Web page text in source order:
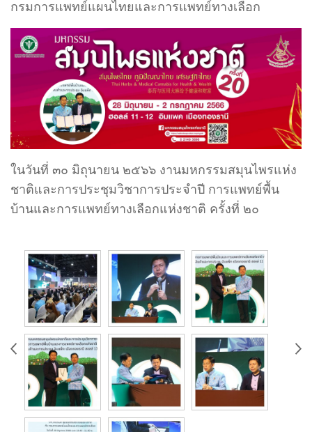
กรมการแพทย์แผนไทยและการแพทย์ทางเลือก
ในวันที่ ๓๐ มิถุนายน ๒๕๖๖ งานมหกรรมสมุนไพรแห่ง
ชาติและการประชุมวิชาการประจำปี การแพทย์พื้น
บ้านและการแพทย์ทางเลือกแห่งชาติ ครั้งที่ ๒๐